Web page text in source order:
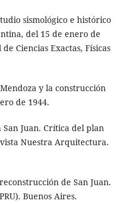
sismológico e histórico
del 15 de enero de
Ciencias Exactas, Físicas
y la construcción
de 1944.
Juan. Crítica del plan
Nuestra Arquitectura.
de San Juan.
Buenos Aires.